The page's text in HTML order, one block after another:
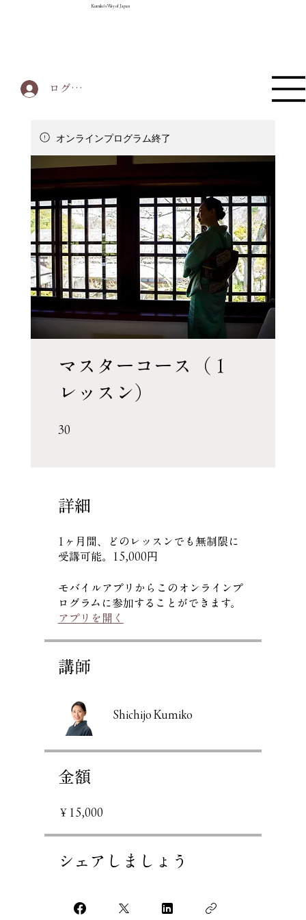
Kumiko's Way of Japan
ログイン
オンラインプログラム終了
マスターコース（１
レッスン）
30
詳細
1ヶ月間、どのレッスンでも無制限に
受講可能。15,000円
モバイルアプリからこのオンラインプ
ログラムに参加することができます。
アプリを開く
講師
Shichijo Kumiko
金額
￥15,000
シェアしましょう